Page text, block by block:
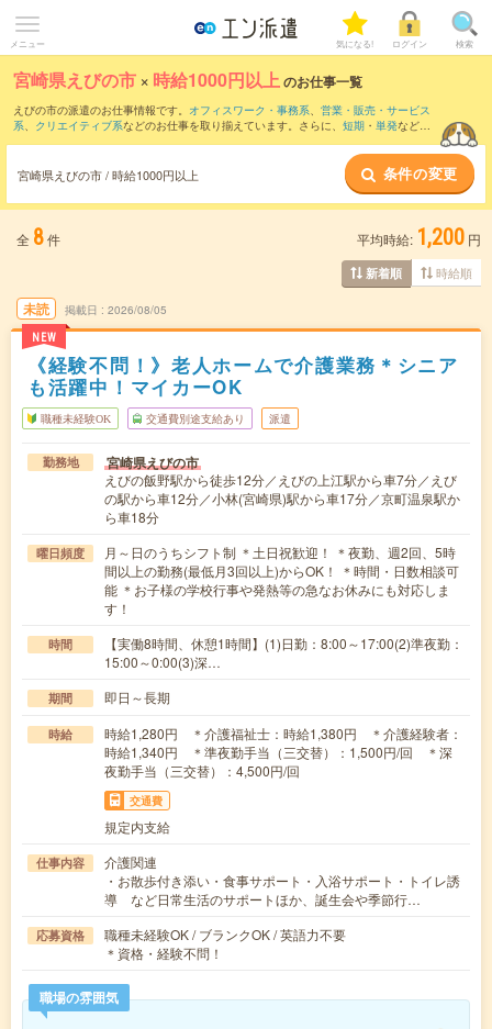
メニュー 気になる! ログイン 検索
宮崎県えびの市 × 時給1000円以上のお仕事一覧
えびの市の派遣のお仕事情報です。 オフィスワーク・事務系、 営業・販売・サービス
系、 クリエイティブ系などのお仕事を取り揃えています。さらに、 短期 ・ 単発などの
時給1050円以上・ 1800円以上の求人はこちら
当サイトでは法令を遵守し、最低賃金以上の求人のみを掲載しています。
宮崎県えびの市 / 時給1000円以上 条件の変更
全 8件 平均時給: 1,200 円
新着順 時給順
未読
NEW
掲載日 2026/08/05
《経験不問！》老人ホームで介護業務＊シニア
も活躍中！マイカーOK
職種未経験OK 交通費別途支給あり 派遣
勤務地 宮崎県えびの市
えびの飯野駅から徒歩12分／えびの上江駅から車7分／えび
の駅から車12分／小林(宮崎県)駅から車17分／京町温泉駅か
ら車18分
曜日頻度
月～日のうちシフト制 ＊土日祝歓迎！ ＊夜勤、週2回、5時
間以上の勤務(最低月3回以上)からOK！ ＊時間・日数相談可
能 ＊お子様の学校行事や発熱等の急なお休みにも対応しま
す！
時間
【実働8時間、休憩1時間】(1)日勤：8:00～17:00(2)準夜勤：
15:00～0:00(3)深…
期間 即日～長期
時給
時給1,280円 ＊介護福祉士：時給1,380円 ＊介護経験者：
時給1,340円 ＊準夜勤手当（三交替）：1,500円/回 ＊深
夜勤手当（三交替）：4,500円/回
交通費
規定内支給
仕事内容
介護関連
・お散歩付き添い・食事サポート・入浴サポート・トイレ誘
導 など日常生活のサポートほか、誕生会や季節行…
応募資格
職種未経験OK / ブランクOK / 英語力不要
＊資格・経験不問！
職場の雰囲気